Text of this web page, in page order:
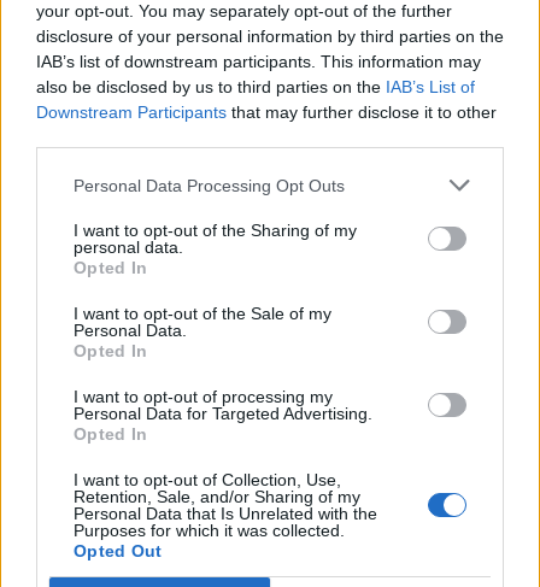
your opt-out. You may separately opt-out of the further
disclosure of your personal information by third parties on the
IAB’s list of downstream participants. This information may
also be disclosed by us to third parties on the IAB’s List of
Downstream Participants that may further disclose it to other
Personal Data Processing Opt Outs
I want to opt-out of the Sharing of my
personal data.
Opted In
I want to opt-out of the Sale of my
Personal Data.
Opted In
I want to opt-out of processing my
Personal Data for Targeted Advertising.
Opted In
I want to opt-out of Collection, Use,
Retention, Sale, and/or Sharing of my
Personal Data that Is Unrelated with the
Purposes for which it was collected.
Opted Out
Σχετικά Άρθρα